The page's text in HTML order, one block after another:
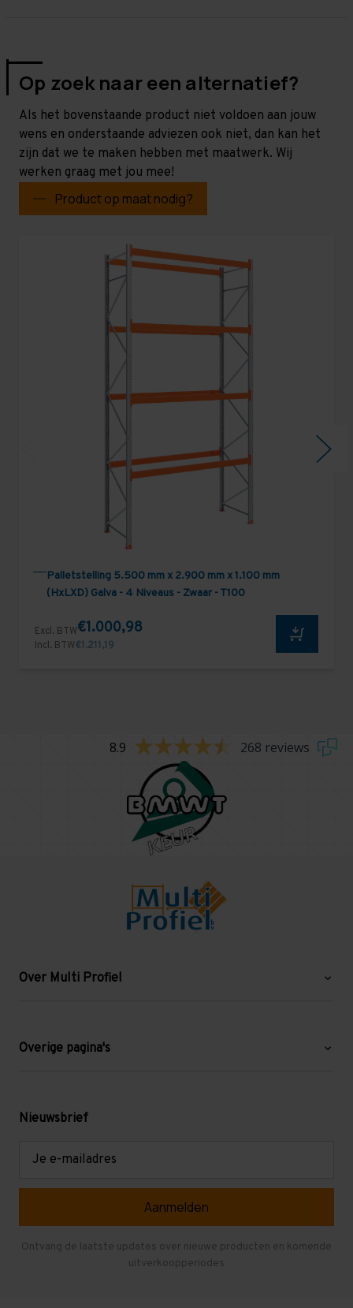
Op zoek naar een alternatief?
Als het bovenstaande product niet voldoen aan jouw
wens en onderstaande adviezen ook niet, dan kan het
zijn dat we te maken hebben met maatwerk. Wij
werken graag met jou mee!
Product op maat nodig?
Palletstelling 5.500 mm x 2.900 mm x 1.100 mm
(HxLXD) Galva - 4 Niveaus - Zwaar - T100
Excl. BTW€1.000,98
Incl. BTW€1.211,19
8.9 268 reviews
Over Multi Profiel
Blog
Levering en afhalen
Overige pagina's
Mezzanine
Verdiepingsvloeren
Gebruikte entresolvloeren
Nieuwsbrief
Ontvang de laatste updates over nieuwe producten en komende
uitverkoopperiodes